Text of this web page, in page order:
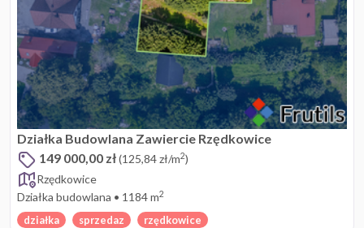
Działka Budowlana Zawiercie Rzędkowice
149 000,00 zł(125,84 zł/m2)
Rzędkowice
Działka budowlana • 1184 m2
działka sprzedaz rzędkowice